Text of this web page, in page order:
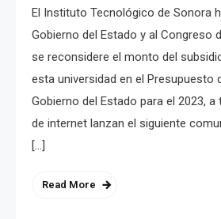
El Instituto Tecnológico de Sonora
Gobierno del Estado y al Congreso
se reconsidere el monto del
esta universidad en el Presupuesto
Gobierno del Estado para el 2023,
de internet lanzan el siguiente
[…]
Read More